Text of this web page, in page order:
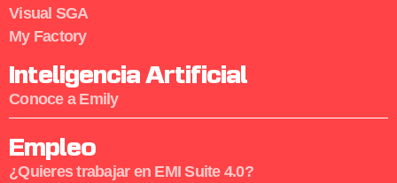
Visual SGA
My Factory
Inteligencia Artificial
Conoce a Emily
Empleo
¿Quieres trabajar en EMI Suite 4.0?